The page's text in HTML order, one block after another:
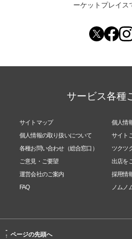
ーケットプレイス
サービス各種
サイトマップ
個人情
個人情報の取り扱いについて
サイト
各種お問い合わせ（総合窓口）
ツクツ
ご意見・ご要望
出店を
運営会社のご案内
採用情
FAQ
ノムノ
-
↑ ページの先頭へ